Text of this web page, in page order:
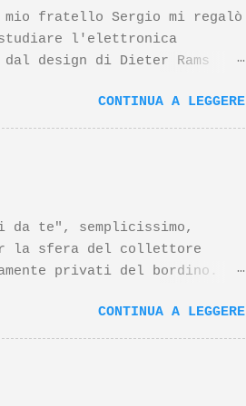
mio fratello Sergio mi regalò
studiare l'elettronica
design di Dieter Rams
prodotti Braun disegnati
tutto, questo prodotto è
il papà del progetto
In merito al
CONTINUA A LEGGERE
te", semplicissimo,
la sfera del collettore
privati del bordino.
inutile avvitatore a pile
verdi per la cinghia una
ghiera inox (quella dello
la puleggia superiore un
un po'di pazienza ed un
CONTINUA A LEGGERE